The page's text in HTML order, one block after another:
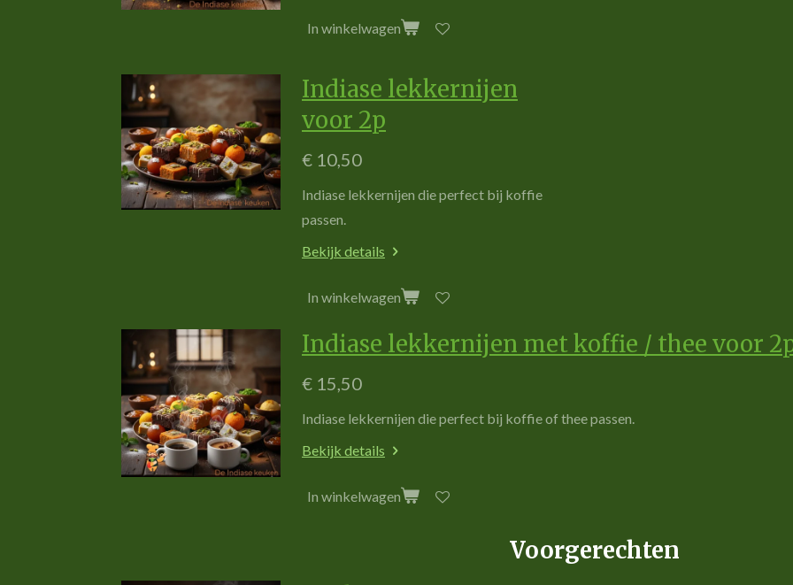
In winkelwagen
Indiase lekkernijen
voor 2p
€ 10,50
Indiase lekkernijen die perfect bij koffie
passen.
Bekijk details
In winkelwagen
Indiase lekkernijen met koffie / thee voor
€ 15,50
Indiase lekkernijen die perfect bij koffie of thee passen.
Bekijk details
In winkelwagen
Voorgerechten